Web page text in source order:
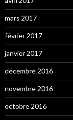
mars 2017
février 2017
janvier 2017
décembre 2016
novembre 2016
octobre 2016